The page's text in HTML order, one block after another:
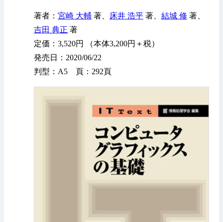
著者： 宮崎 大輔 著、 床井 浩平 著、 結城 修 著、
吉田 典正 著
定価：3,520円 （本体3,200円＋税）
発売日：2020/06/22
判型：A5 頁：292頁